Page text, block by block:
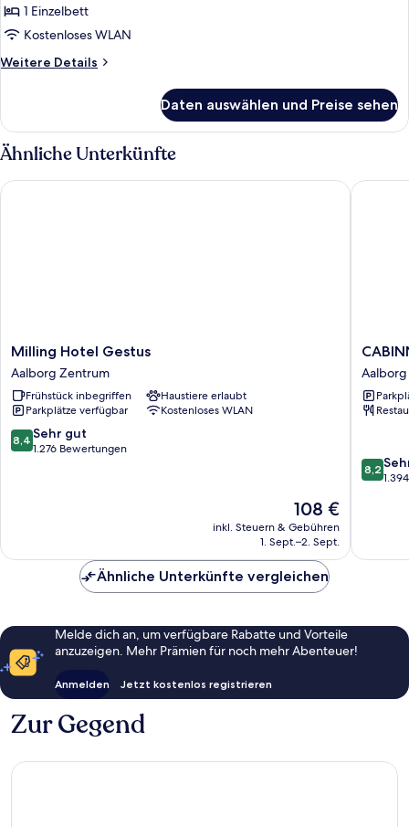
1 Einzelbett
anzeigen
1 Einzelbett
Kostenloses WLAN
Weitere Details
Weitere
1 Einzelbett
Daten auswählen und Preise sehen
Ähnliche Unterkünfte
Milling
Hotel
Gestus
Aalborg
Zentrum
Milling Hotel Gestus
Aalborg Zentrum
Frühstück inbegriffen
Haustiere erlaubt
Parkplätze verfügbar
Kostenloses WLAN
8.4
von
8,4 Sehr gut
1.276 Bewertungen
Der
Preis
beträgt
108 €
inkl. Steuern & Gebühren
1. Sept.–2. Sept.
Milling Hotel Gestus
CABINN
Aalborg
Hotel
Aalborg
8.2
von
8,2
Ähnliche Unterkünfte vergleichen
Melde dich an, um verfügbare Rabatte und Vorteile
anzuzeigen. Mehr Prämien für noch mehr Abenteuer!
Anmelden Jetzt kostenlos registrieren
Zur Gegend